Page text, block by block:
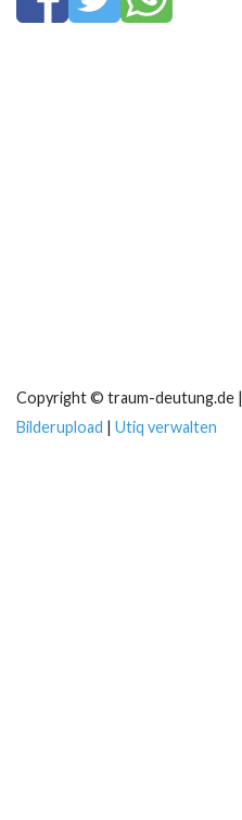
Copyright © traum-deutung.de |
Bilderupload | Utiq verwalten